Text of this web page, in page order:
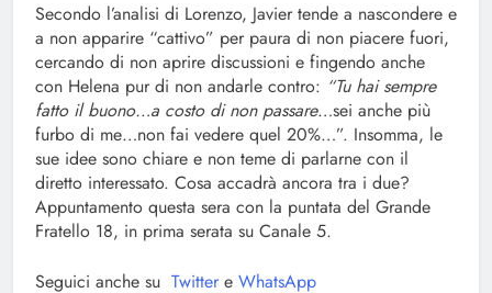
Secondo l’analisi di Lorenzo, Javier tende a nascondere e
a non apparire “cattivo” per paura di non piacere fuori,
cercando di non aprire discussioni e fingendo anche
con Helena pur di non andarle contro: “Tu hai sempre
fatto il buono…a costo di non passare…sei anche più
furbo di me…non fai vedere quel 20%…”. Insomma, le
sue idee sono chiare e non teme di parlarne con il
diretto interessato. Cosa accadrà ancora tra i due?
Appuntamento questa sera con la puntata del Grande
Fratello 18, in prima serata su Canale 5.
Seguici anche su Twitter e WhatsApp